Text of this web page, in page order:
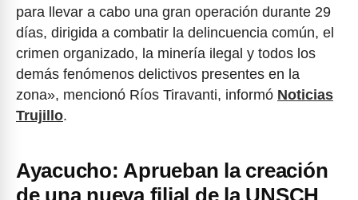
para llevar a cabo una gran operación durante 29
días, dirigida a combatir la delincuencia común, el
crimen organizado, la minería ilegal y todos los
demás fenómenos delictivos presentes en la
zona», mencionó Ríos Tiravanti, informó Noticias
Trujillo.
Ayacucho: Aprueban la creación
de una nueva filial de la UNSCH